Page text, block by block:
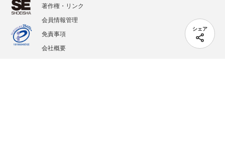
シェア
著作権・リンク
会員情報管理
免責事項
会社概要